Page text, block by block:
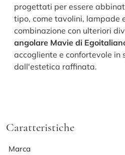
progettati per essere
tipo, come tavolini, lampade
combinazione con ulteriori
angolare Mavie di
accogliente e confortevole in
dall'estetica raffinata.
Caratteristiche
Marca